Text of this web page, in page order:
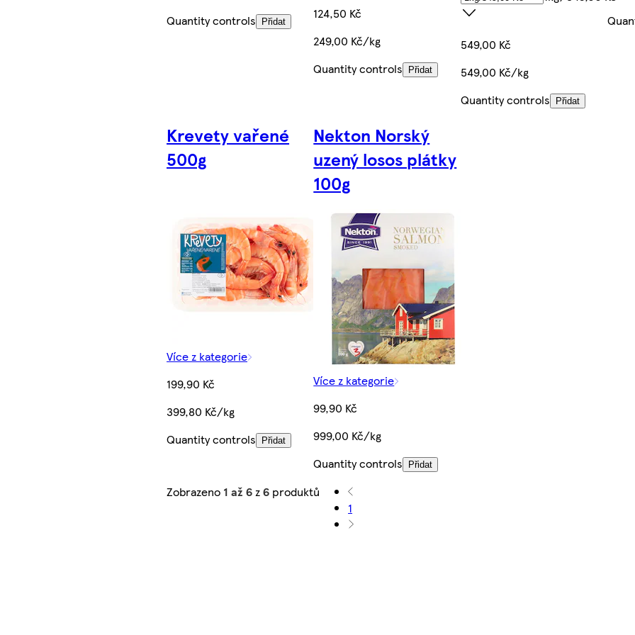
Quantity controls
Přidat
124,50 Kč
249,00 Kč/kg
Quantity controls
Přidat
549,00 Kč
549,00 Kč/kg
Quantity controls
Přidat
Krevety vařené
500g
Více z kategorie
199,90 Kč
399,80 Kč/kg
Quantity controls
Přidat
Nekton Norský
uzený losos plátky
100g
Více z kategorie
99,90 Kč
999,00 Kč/kg
Quantity controls
Přidat
Zobrazeno 1 až 6z6 produktů
1